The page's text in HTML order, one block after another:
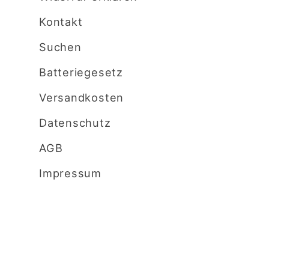
Kontakt
Suchen
Batteriegesetz
Versandkosten
Datenschutz
AGB
Impressum